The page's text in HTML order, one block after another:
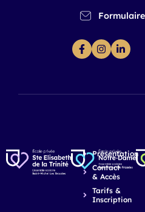
Présentation
Contact
& Accès
Tarifs &
Inscription